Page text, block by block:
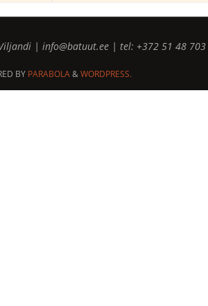
| info@batuut.ee | tel: +372 51 48 703
BY PARABOLA&WORDPRESS.